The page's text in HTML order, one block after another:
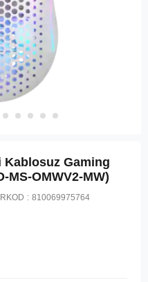
Kablosuz Gaming
MS-OMWV2-MW)
: 810069975764